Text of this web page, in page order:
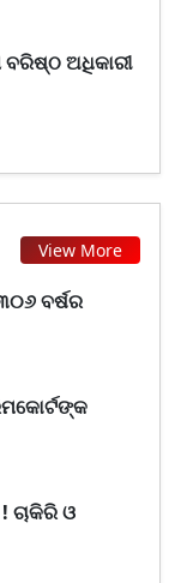
ଅଧିକାରୀ
View More
ବର୍ଷର
ଚାକିରି ଓ